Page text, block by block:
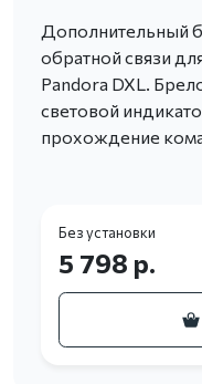
Дополнительный
обратной связи
Pandora DXL.
световой
прохождение
Без установки
5 798 р.